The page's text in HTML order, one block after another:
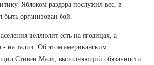
Яблоком раздора послужил вес, в
организован бой.
целлюлит есть на ягодицах, а
- на талии. Об этом американским
Стивен Малл, выполняющий обязанности